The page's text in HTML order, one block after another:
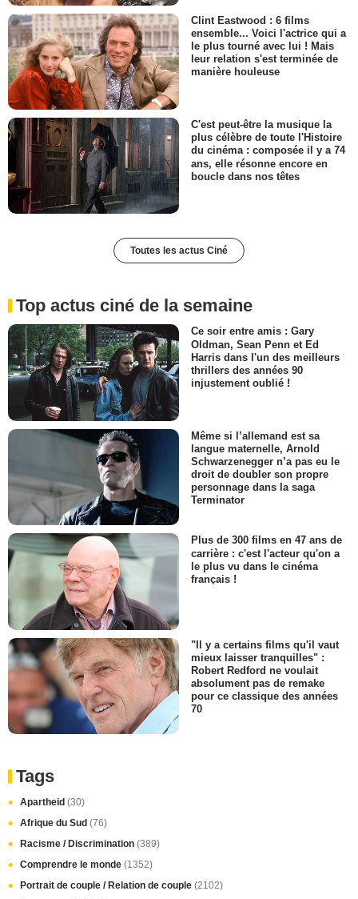
Clint Eastwood : 6 films
ensemble... Voici l'actrice qui a
le plus tourné avec lui ! Mais
leur relation s'est terminée de
manière houleuse
C'est peut-être la musique la
plus célèbre de toute l'Histoire
du cinéma : composée il y a 74
ans, elle résonne encore en
boucle dans nos têtes
Toutes les actus Ciné
Top actus ciné de la semaine
Ce soir entre amis : Gary
Oldman, Sean Penn et Ed
Harris dans l'un des meilleurs
thrillers des années 90
injustement oublié !
Même si l’allemand est sa
langue maternelle, Arnold
Schwarzenegger n’a pas eu le
droit de doubler son propre
personnage dans la saga
Terminator
Plus de 300 films en 47 ans de
carrière : c'est l'acteur qu'on a
le plus vu dans le cinéma
français !
"Il y a certains films qu'il vaut
mieux laisser tranquilles" :
Robert Redford ne voulait
absolument pas de remake
pour ce classique des années
70
Tags
Apartheid (30)
Afrique du Sud (76)
Racisme / Discrimination (389)
Comprendre le monde (1352)
Portrait de couple / Relation de couple (2102)